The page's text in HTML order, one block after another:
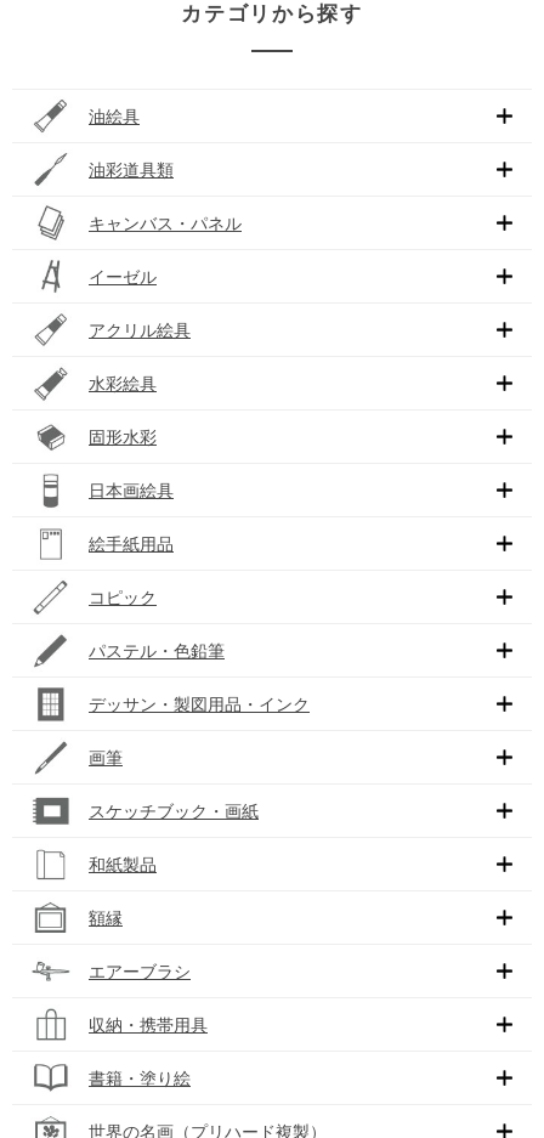
カテゴリから探す
油絵具
油彩道具類
キャンバス・パネル
イーゼル
アクリル絵具
水彩絵具
固形水彩
日本画絵具
絵手紙用品
コピック
パステル・色鉛筆
デッサン・製図用品・インク
画筆
スケッチブック・画紙
和紙製品
額縁
エアーブラシ
収納・携帯用具
書籍・塗り絵
世界の名画（プリハード複製）